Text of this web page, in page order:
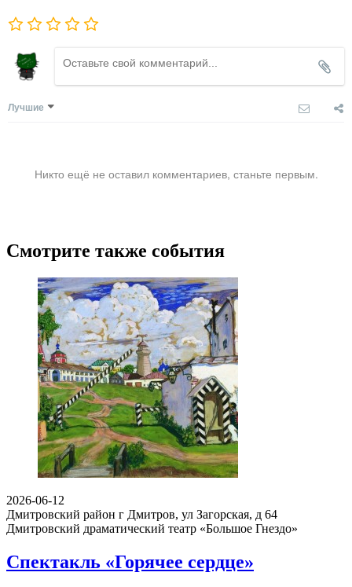
Лучшие
Никто ещё не оставил комментариев, станьте первым.
Смотрите также события
2026-06-12
Дмитровский район г Дмитров, ул Загорская, д 64
Дмитровский драматический театр «Большое Гнездо»
Спектакль «Горячее сердце»